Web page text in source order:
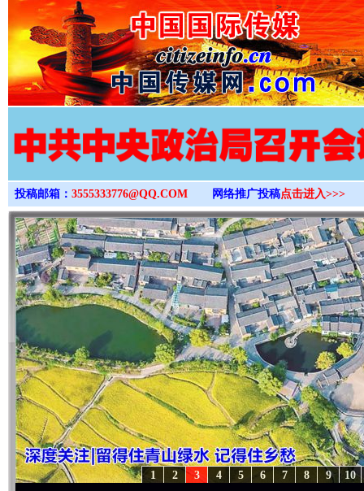
>
投稿邮箱： 3555333776@QQ.COM 网络推广投稿点击进入>>>
10
9
8
7
6
5
4
3
2
1